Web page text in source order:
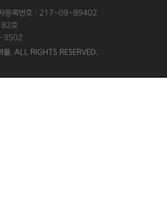
등록번호 : 217-09-89402
호
3502
. ALL RIGHTS RESERVED.